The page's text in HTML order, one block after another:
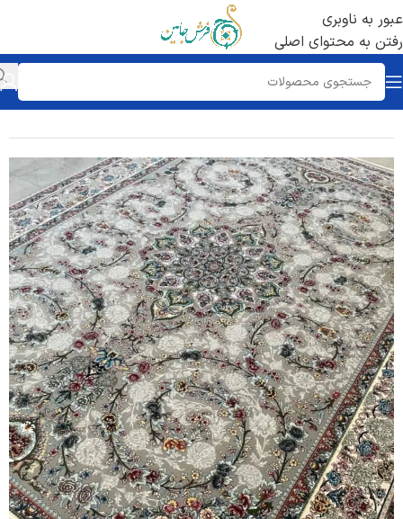
عبور به ناوبری
رفتن به محتوای اصلی
خانه/فرش 700 شانه /تراکم 2550 ساده